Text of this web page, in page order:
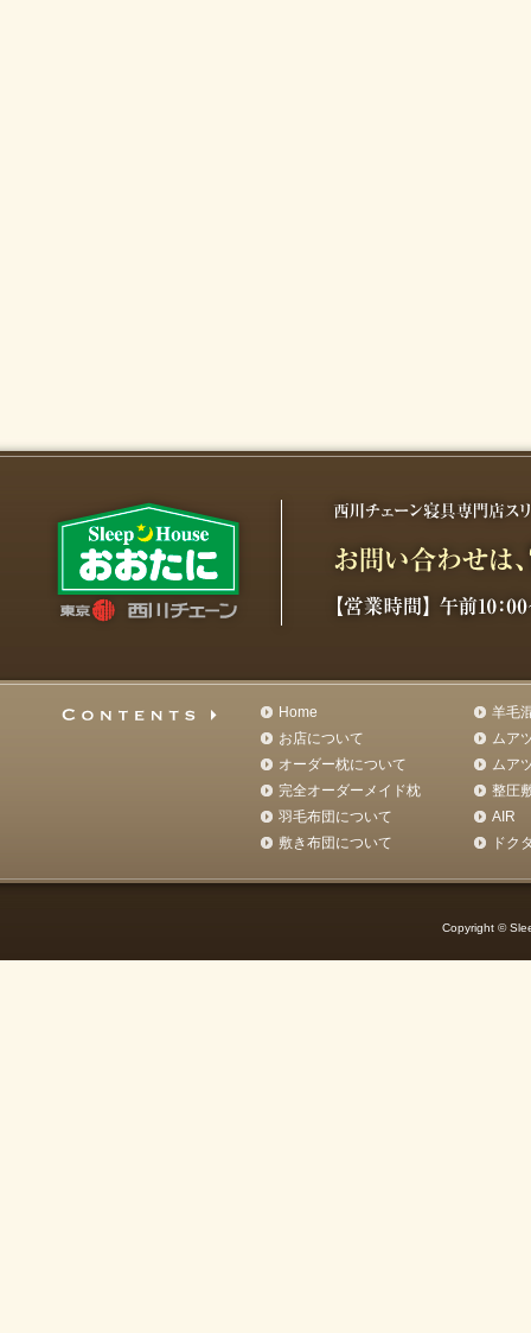
Home
お店について
オーダー枕について
完全オーダーメイド枕
羽毛布団について
敷き布団について
羊毛
ムア
ムア
整圧
AIR
ドク
Copyright ©